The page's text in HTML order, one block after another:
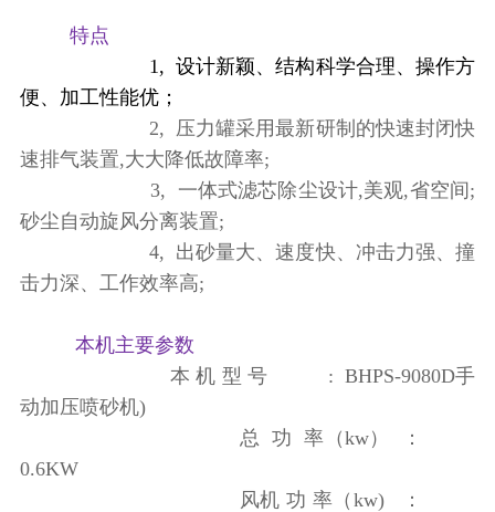
特点
1, 设计新颖、结构科学合理、操作方
便、加工性能优；
2, 压力罐采用最新研制的快速封闭快
速排气装置,大大降低故障率;
3, 一体式滤芯除尘设计,美观,省空间;
砂尘自动旋风分离装置;
4, 出砂量大、速度快、冲击力强、撞
击力深、工作效率高;
本机主要参数
本 机 型 号
: BHPS-9080D手
动加压喷砂机)
总 功 率（kw）
：
0.6KW
风机 功 率（kw)：